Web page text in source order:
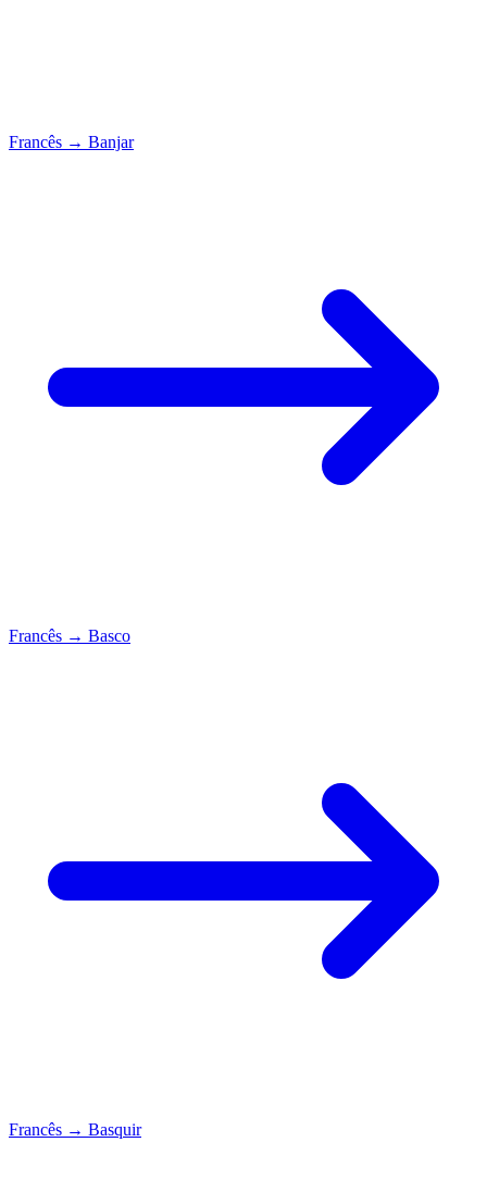
Francês → Banjar
Francês → Basco
Francês → Basquir